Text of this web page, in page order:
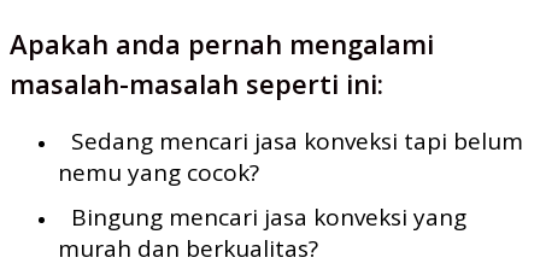
Apakah anda pernah mengalami
masalah-masalah seperti ini:
Sedang mencari jasa konveksi tapi belum
nemu yang cocok?
Bingung mencari jasa konveksi yang
murah dan berkualitas?